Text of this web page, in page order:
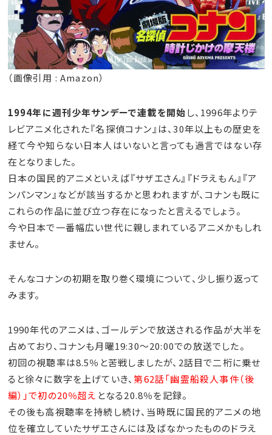
（画像引用 : Amazon）
1994年に週刊少年サンデーで連載を開始し、1996年よりテ
レビアニメ化された『名探偵コナン』は、30年以上もの歴史を
経て今や知らない日本人はいないと言っても過言ではない存
在となりました。
日本の国民的アニメといえば『サザエさん』『ドラえもん』『ア
ンパンマン』などが該当するかと思われますが、コナンも既に
これらの作品に並び立つ存在になったと言えるでしょう。
今や日本で一番幅広い世代に親しまれているアニメかもしれ
ません。
そんなコナンの初期を取り巻く環境について、少し振り返って
みます。
1990年代のアニメは、ゴールデンで放送される作品が大半を
占めており、コナンも月曜19:30～20:00での放送でした。
初回の視聴率は8.5％と苦戦しましたが、2話目で二桁に乗せ
ると徐々に数字を上げていき、第62話「幽霊船殺人事件（後
編）」で初の20％超え となる20.8％を記録。
その後も高視聴率を持続し続け、当時既に国民的アニメの地
位を確立していたサザエさんには及ばなかったもののドラえ